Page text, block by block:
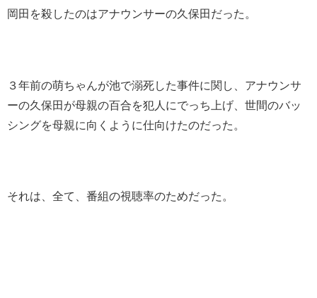
岡田を殺したのはアナウンサーの久保田だった。
３年前の萌ちゃんが池で溺死した事件に関し、アナウンサ
ーの久保田が母親の百合を犯人にでっち上げ、世間のバッ
シングを母親に向くように仕向けたのだった。
それは、全て、番組の視聴率のためだった。